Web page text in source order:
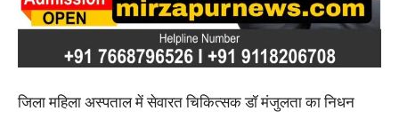
जिला महिला अस्पताल में सेवारत चिकित्सक डॉ मंजुलता का निधन